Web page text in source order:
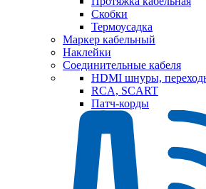
Скобки
Термоусадка
Маркер кабельный
Наклейки
Соединительные кабеля
HDMI шнуры,
RCA, SCART
Патч-корды